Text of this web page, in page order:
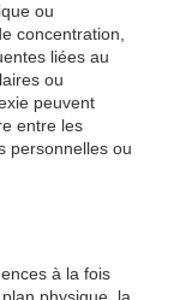
ou
concentration,
liées au
ou
peuvent
entre les
personnelles ou
à la fois